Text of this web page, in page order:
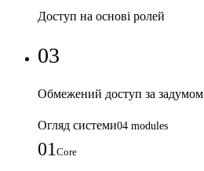
Доступ на основі ролей
03
Обмежений доступ за задумом
Огляд системи04 modules
01 Core